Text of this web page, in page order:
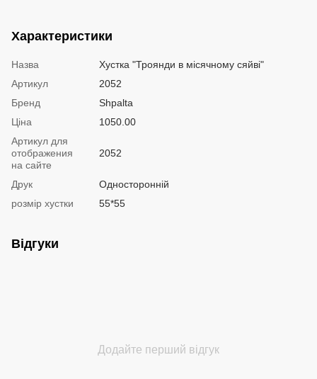
Характеристики
Назва
Хустка "Троянди в місячному сяйві"
Артикул
2052
Бренд
Shpalta
Ціна
1050.00
Артикул для
отображения
на сайте
2052
Друк
Односторонній
розмір хустки
55*55
Відгуки
Додайте перший відгук